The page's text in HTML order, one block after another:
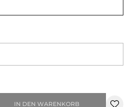
IN DEN WARENKORB